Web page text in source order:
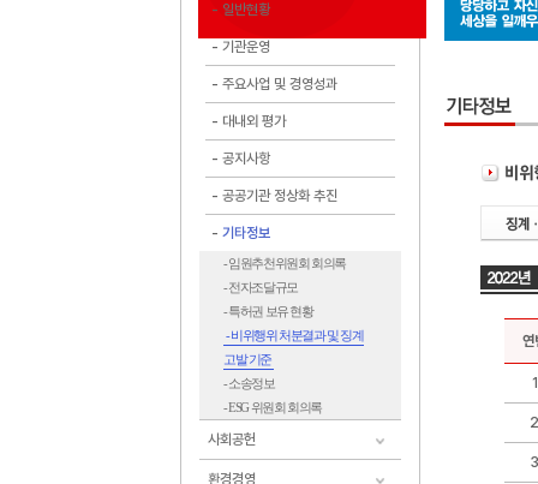
일반현황
기관운영
주요사업 및 경영성과
대내외 평가
공지사항
공공기관 정상화 추진
기타정보
- 임원추천위원회 회의록
- 전자조달규모
- 특허권 보유 현황
- 비위행위 처분결과 및 징계
고발 기준
- 소송정보
- ESG 위원회 회의록
사회공헌
환경경영
연
1
2
3